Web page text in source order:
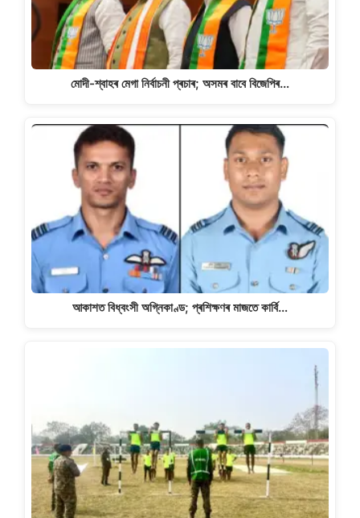
মোদী-শ্বাহৰ মেগা নিৰ্বাচনী প্ৰচাৰ; অসমৰ বাবে বিজেপিৰ…
আকাশত বিধ্বংসী অগ্নিকাণ্ড; প্ৰশিক্ষণৰ মাজতে কাৰ্বি…